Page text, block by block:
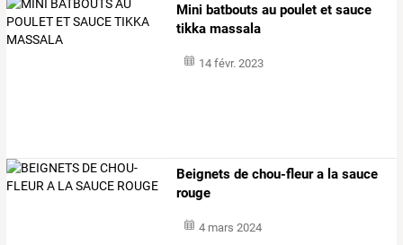
Mini batbouts au poulet et sauce
tikka massala
14 févr. 2023
Beignets de chou-fleur a la sauce
rouge
4 mars 2024